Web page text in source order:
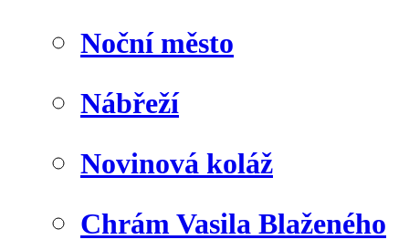
Noční město
Nábřeží
Novinová koláž
Chrám Vasila Blaženého